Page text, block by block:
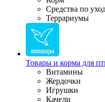
Средства по
Террариумы
Товары и корма для
Витамины
Жердочки
Игрушки
Качели